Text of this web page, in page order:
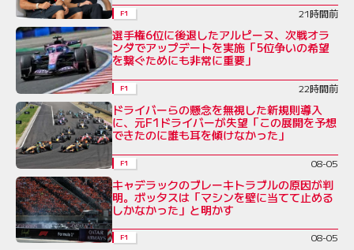
F1 21時間前
選手権6位に後退したアルピーヌ、次戦オラ
ンダでアップデートを実施「5位争いの希望
を繋ぐためにも非常に重要」
F1 22時間前
ドライバーらの懸念を無視した新規則導入
に、元F1ドライバーが失望「この展開を予想
できたのに誰も耳を傾けなかった」
F1 08-05
キャデラックのブレーキトラブルの原因が判
明。ボッタスは「マシンを壁に当てて止める
しかなかった」と明かす
F1 08-05